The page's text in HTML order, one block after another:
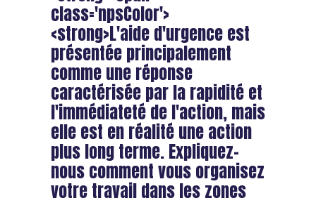
class='npsColor'>
<strong>L'aide d'urgence est
présentée principalement
comme une réponse
caractérisée par la rapidité et
l'immédiateté de l'action, mais
elle est en réalité une action
plus long terme. Expliquez-
nous comment vous organisez
votre travail dans les zones